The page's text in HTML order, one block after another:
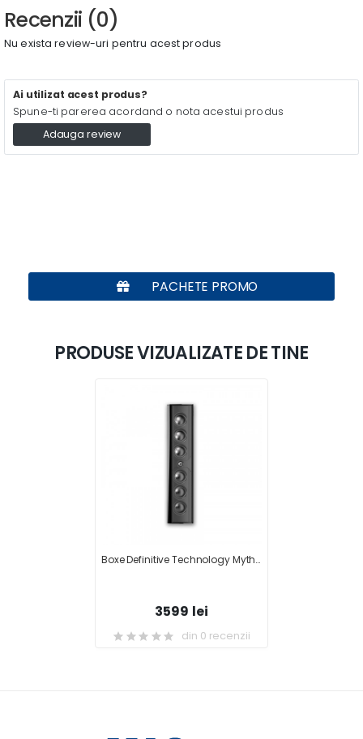
Recenzii (0)
Nu exista review-uri pentru acest produs
Ai utilizat acest produs?
Spune-ti parerea acordand o nota acestui produs
Adauga review
PACHETE PROMO
PRODUSE VIZUALIZATE DE TINE
Boxe Definitive Technology Mythos XTR-50
3599 lei
din 0 recenzii